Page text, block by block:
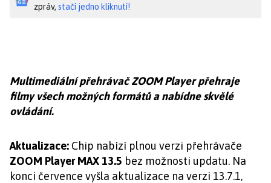
zpráv, stačí jedno kliknutí!
Multimediální přehrávač ZOOM Player přehraje
filmy všech možných formátů a nabídne skvělé
ovládání.
Aktualizace: Chip nabízí plnou verzi přehrávače
ZOOM Player MAX 13.5 bez možnosti updatu. Na
konci července vyšla aktualizace na verzi 13.7.1,